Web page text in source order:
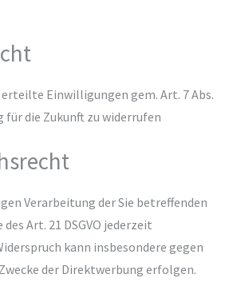
erteilte Einwilligungen gem. Art. 7 Abs.
für die Zukunft zu widerrufen
Verarbeitung der Sie betreffenden
Art. 21 DSGVO jederzeit
kann insbesondere gegen
der Direktwerbung erfolgen.